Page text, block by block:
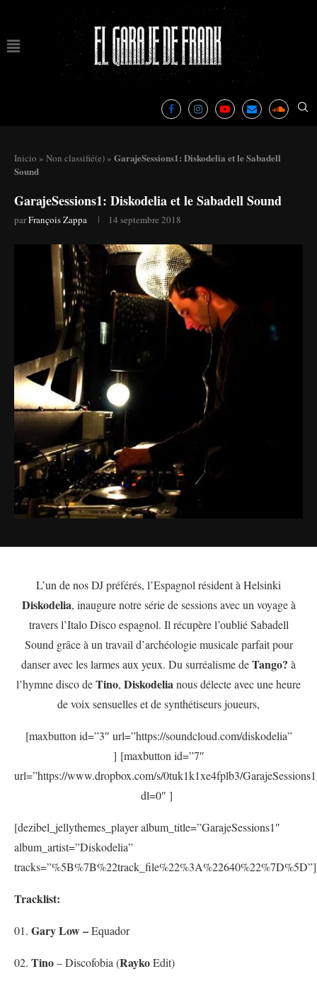
Inicio » Non classifié(e) » GarajeSessions1: Diskodelia et le Sabadell
Sound
GarajeSessions1: Diskodelia et le Sabadell Sound
parFrançois Zappa 14 septembre 2018
L’un de nos DJ préférés, l’Espagnol résident à Helsinki
Diskodelia, inaugure notre série de sessions avec un voyage à
travers l’Italo Disco espagnol. Il récupère l’oublié Sabadell
Sound grâce à un travail d’archéologie musicale parfait pour
danser avec les larmes aux yeux. Du surréalisme deTango? à
l’hymne disco deTino, Diskodelianous délecte avec une heure
de voix sensuelles et de synthétiseurs joueurs,
[maxbutton id=”3″ url=”https://soundcloud.com/diskodelia”
] [maxbutton id=”7″
url=”https://www.dropbox.com/s/0tuk1k1xe4fplb3/
dl=0″ ]
[dezibel_jellythemes_player album_title=”GarajeSessions1″
album_artist=”Diskodelia”
tracks=”%5B%7B%22track_file%22%3A%22640%22%7D%5D”]
Tracklist:
01. Gary Low –Equador
02. Tino– Discofobia (RaykoEdit)